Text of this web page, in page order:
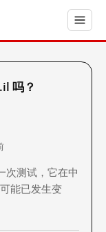
吗？
次测试，它在中
能已发生变